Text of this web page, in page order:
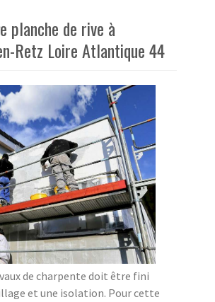
planche de rive à
Retz Loire Atlantique 44
de charpente doit être fini
et une isolation. Pour cette